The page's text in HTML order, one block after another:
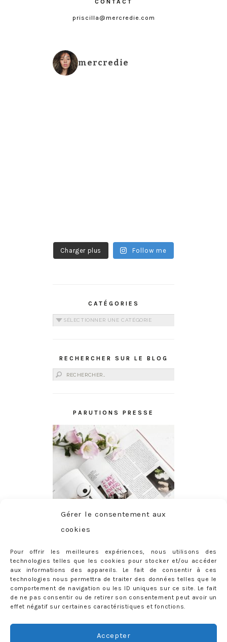
Gérer le consentement aux
cookies
Pour offrir les meilleures expériences, nous utilisons des
technologies telles que les cookies pour stocker et/ou accéder
aux informations des appareils. Le fait de consentir à ces
technologies nous permettra de traiter des données telles que le
comportement de navigation ou les ID uniques sur ce site. Le fait
de ne pas consentir ou de retirer son consentement peut avoir un
effet négatif sur certaines caractéristiques et fonctions.
Accepter
priscilla@mercredie.com
mercredie
Charger plus Follow me
CATÉGORIES
Catégories
RECHERCHER SUR LE BLOG
Rechercher :
PARUTIONS PRESSE
ABONNEMENT
Adresse